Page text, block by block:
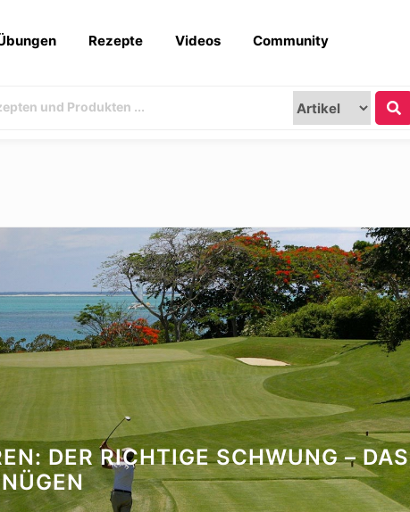
Rezepte Videos Community
DER RICHTIGE SCHWUNG – DAS